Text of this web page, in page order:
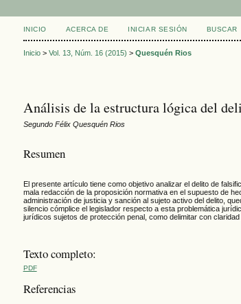
INICIO ACERCA DE INICIAR SESIÓN BUSCAR
Inicio> Vol. 13, Núm. 16 (2015) > Quesquén Rios
Análisis de la estructura lógica del
Segundo Félix Quesquén Rios
Resumen
El presente artículo tiene como objetivo analizar el delito de
mala redacción de la proposición normativa en el supuesto de
administración de justicia y sanción al sujeto activo del delito,
silencio cómplice el legislador respecto a esta problemática
jurídicos sujetos de protección penal, como delimitar con
Texto completo:
PDF
Referencias